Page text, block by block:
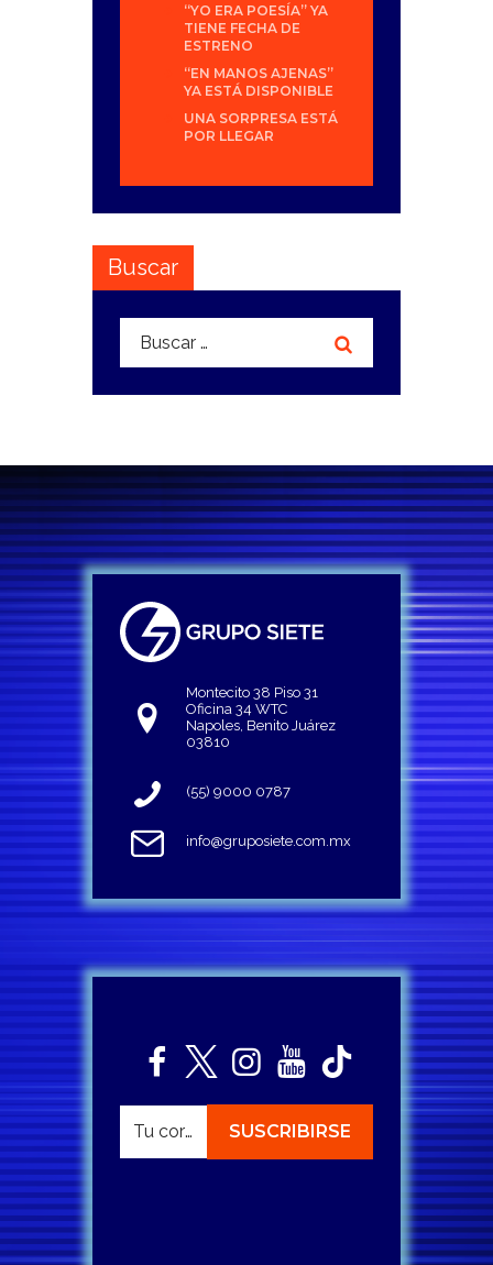
“YO ERA POESÍA” YA
TIENE FECHA DE
ESTRENO
“EN MANOS AJENAS”
YA ESTÁ DISPONIBLE
UNA SORPRESA ESTÁ
POR LLEGAR
Buscar
Buscar:
Montecito 38 Piso 31
Oficina 34 WTC
Napoles, Benito Juárez
03810
(55) 9000 0787
info@gruposiete.com.mx